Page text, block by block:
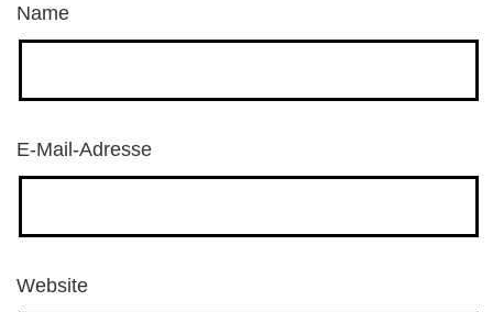
Name
E-Mail-Adresse
Website